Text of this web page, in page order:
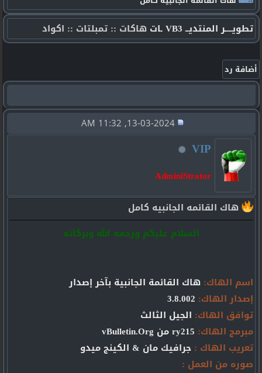
تطويــــر المنتديــ VB3 ـات هاكات :: تمبلتات :: اكواد
VIP
AdminiStrator
هاك القائمه الجانبيه كامل
السلام عليكم ورحمه الله وبركاته
اسم الهاك: هاك القائمة الجانبية بآخر إصدار
إصدار الهاك:
توافق الهاك: الجيل الثالث
مبرمج الهاك:
تعريب الهاك :جرافيك مان & الكينج ميدو
صوره من العمل :